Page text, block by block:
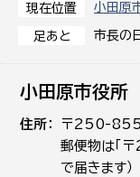
現在位置 小田原
足あと 市長の
小田原市役所
住所
〒250-
郵便物は「
で届きます）